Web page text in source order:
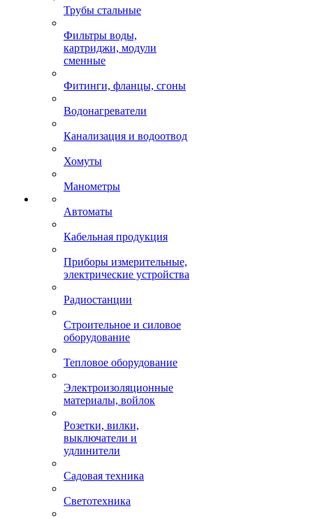
Трубы стальные
Фильтры воды,
картриджи, модули
сменные
Фитинги, фланцы, сгоны
Водонагреватели
Канализация и водоотвод
Хомуты
Манометры
Автоматы
Кабельная продукция
Приборы измерительные,
электрические устройства
Радиостанции
Строительное и силовое
оборудование
Тепловое оборудование
Электроизоляционные
материалы, войлок
Розетки, вилки,
выключатели и
удлинители
Садовая техника
Светотехника